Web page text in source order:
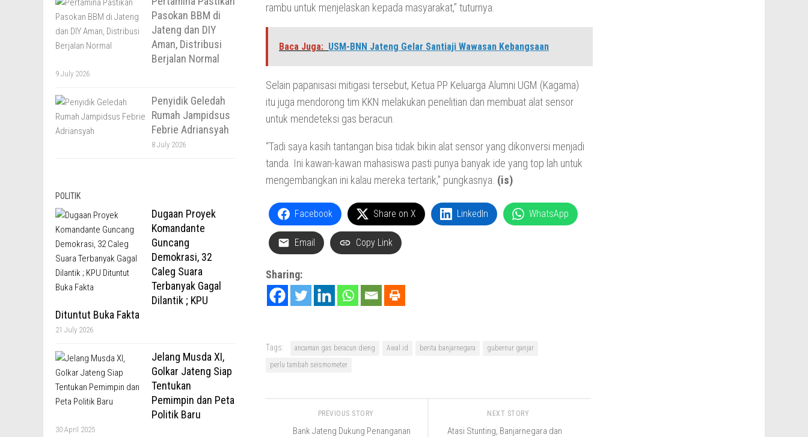
rambu untuk menjelaskan kepada masyarakat,” tuturnya.
Baca Juga: USM-BNN Jateng Gelar Santiaji Wawasan Kebangsaan
Selain papanisasi mitigasi tersebut, Ketua PP Keluarga Alumni UGM (Kagama)
itu juga mendorong tim KKN melakukan penelitian dan membuat alat sensor
untuk mendeteksi gas beracun.
“Tadi saya kasih tantangan bisa tidak bikin alat sensor yang dikonversi menjadi
tanda. Ini kawan-kawan mahasiswa pasti punya banyak ide yang top lah untuk
mengembangkan ini kalau mereka tertarik,” pungkasnya. (is)
Facebook Share on X LinkedIn WhatsApp
Email Copy Link
Sharing:
Tags: ancaman gas beracun dieng Awal.id berita banjarnegara
gubernur ganjar
perlu tambah seismometer
NEXT STORY
Atasi Stunting, Banjarnegara dan
PREVIOUS STORY
Bank Jateng Dukung Penanganan
Pasokan BBM di
Jateng dan DIY
Aman, Distribusi
Berjalan Normal
9 July 2026
Penyidik Geledah
Rumah Jampidsus
Febrie Adriansyah
8 July 2026
POLITIK
Dugaan Proyek
Komandante
Guncang
Demokrasi, 32
Caleg Suara
Terbanyak Gagal
Dilantik ; KPU
Dituntut Buka Fakta
21 July 2026
Jelang Musda XI,
Golkar Jateng Siap
Tentukan
Pemimpin dan Peta
Politik Baru
30 April 2025